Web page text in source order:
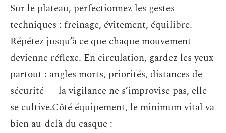
Sur le plateau, perfectionnez les gestes
techniques : freinage, évitement, équilibre.
Répétez jusqu’à ce que chaque mouvement
devienne réflexe. En circulation, gardez les yeux
partout : angles morts, priorités, distances de
sécurité — la vigilance ne s’improvise pas, elle
se cultive.Côté équipement, le minimum vital va
bien au-delà du casque :